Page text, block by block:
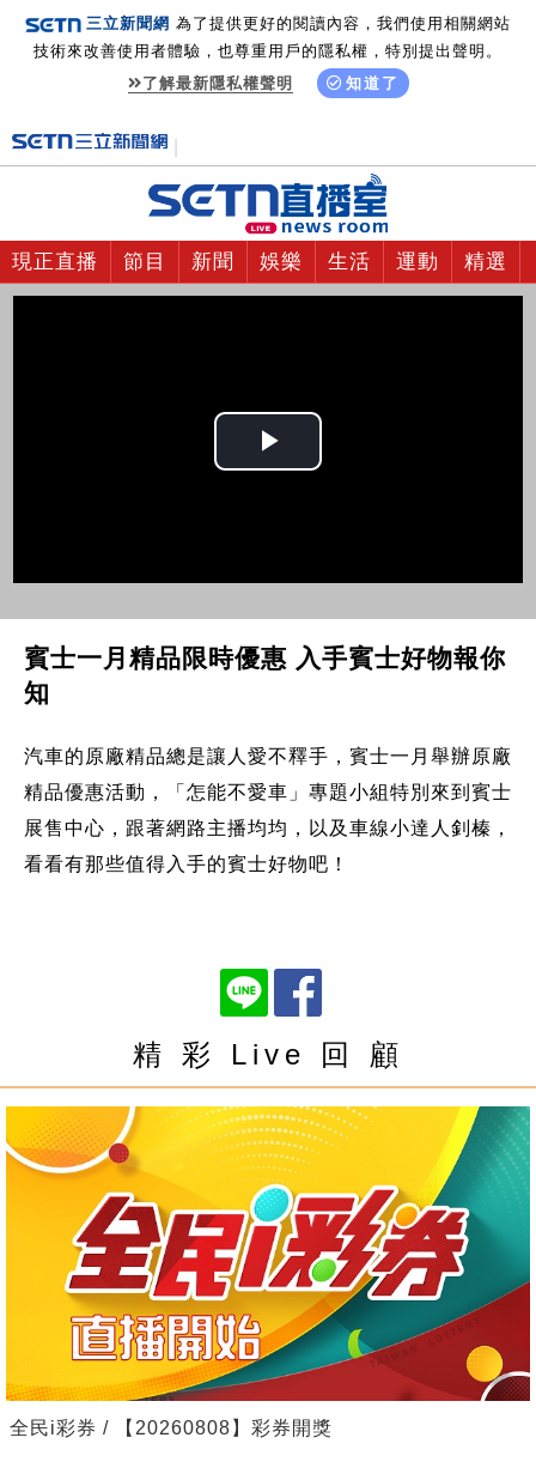
三立新聞網 為了提供更好的閱讀內容，我們使用相關網站
技術來改善使用者體驗，也尊重用戶的隱私權，特別提出聲明。
了解最新隱私權聲明
知道了
現正直播 節目 新聞 娛樂 生活 運動 精選
Play
賓士一月精品限時優惠 入手賓士好物報你
知
汽車的原廠精品總是讓人愛不釋手，賓士一月舉辦原廠
精品優惠活動，「怎能不愛車」專題小組特別來到賓士
展售中心，跟著網路主播均均，以及車線小達人釗榛，
看看有那些值得入手的賓士好物吧！
精 彩 Live 回 顧
全民i彩券 / 【20260808】彩券開獎